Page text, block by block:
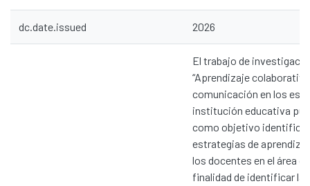
dc.date.issued 2026
El trabajo de
“Aprendizaje
comunicación en los
institución educativa
como objetivo
estrategias de
los docentes en el área
finalidad de identificar